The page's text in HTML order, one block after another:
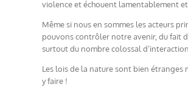
violence et échouent lamentablement
Même si nous en sommes les acteurs
pouvons contrôler notre avenir, du fait
surtout du nombre colossal
Les lois de la nature sont bien étranges
y faire !